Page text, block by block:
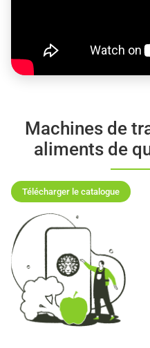
Machines de
aliments de
Télécharger le catalogue